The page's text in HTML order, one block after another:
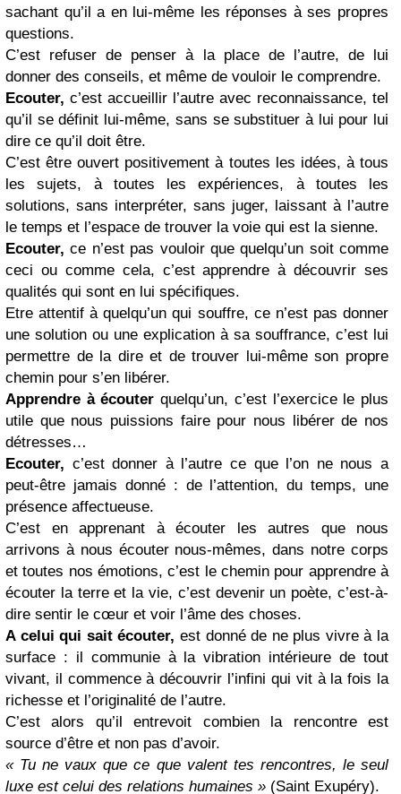
sachant qu’il a en lui-même les réponses à ses propres
questions.
C’est refuser de penser à la place de l’autre, de lui
donner des conseils, et même de vouloir le comprendre.
Ecouter, c’est accueillir l’autre avec reconnaissance, tel
qu’il se définit lui-même, sans se substituer à lui pour lui
dire ce qu’il doit être.
C’est être ouvert positivement à toutes les idées, à tous
les sujets, à toutes les expériences, à toutes les
solutions, sans interpréter, sans juger, laissant à l’autre
le temps et l’espace de trouver la voie qui est la sienne.
Ecouter, ce n’est pas vouloir que quelqu’un soit comme
ceci ou comme cela, c’est apprendre à découvrir ses
qualités qui sont en lui spécifiques.
Etre attentif à quelqu’un qui souffre, ce n’est pas donner
une solution ou une explication à sa souffrance, c’est lui
permettre de la dire et de trouver lui-même son propre
chemin pour s’en libérer.
Apprendre à écouter quelqu’un, c’est l’exercice le plus
utile que nous puissions faire pour nous libérer de nos
détresses…
Ecouter, c’est donner à l’autre ce que l’on ne nous a
peut-être jamais donné : de l’attention, du temps, une
présence affectueuse.
C’est en apprenant à écouter les autres que nous
arrivons à nous écouter nous-mêmes, dans notre corps
et toutes nos émotions, c’est le chemin pour apprendre à
écouter la terre et la vie, c’est devenir un poète, c’est-à-
dire sentir le cœur et voir l’âme des choses.
A celui qui sait écouter, est donné de ne plus vivre à la
surface : il communie à la vibration intérieure de tout
vivant, il commence à découvrir l’infini qui vit à la fois la
richesse et l’originalité de l’autre.
C’est alors qu’il entrevoit combien la rencontre est
source d’être et non pas d’avoir.
« Tu ne vaux que ce que valent tes rencontres, le seul
luxe est celui des relations humaines » (Saint Exupéry).